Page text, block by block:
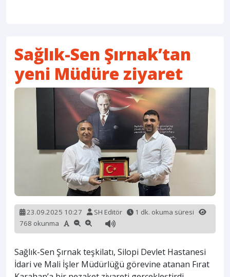
Sağlık-Sen Şırnak’tan
yeni Müdüre ziyaret
23.09.2025 10:27 SH Editör
1 dk. okuma süresi
768 okunma
Sağlık-Sen Şırnak teşkilatı, Silopi Devlet Hastanesi
İdari ve Mali İşler Müdürlüğü görevine atanan Fırat